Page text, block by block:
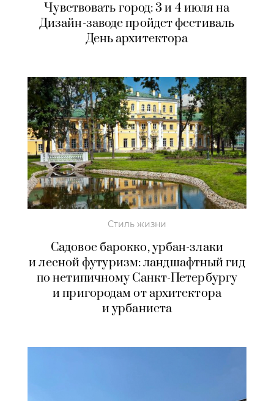
Чувствовать город: 3 и 4 июля на
Дизайн-заводе пройдет фестиваль
День архитектора
Стиль жизни
Садовое барокко, урбан-злаки
и лесной футуризм: ландшафтный гид
по нетипичному Санкт-Петербургу
и пригородам от архитектора
и урбаниста